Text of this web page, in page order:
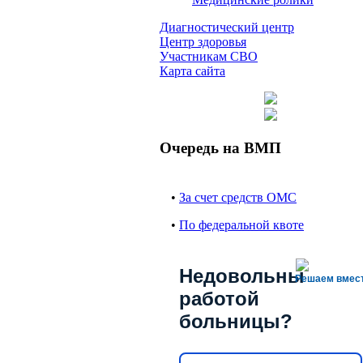
Диагностический центр
Центр здоровья
Участникам СВО
Карта сайта
Очередь на ВМП
• За счет средств ОМС
• По федеральной квоте
Решаем
Недовольны
работой
больницы?